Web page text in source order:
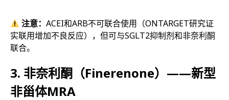
注意：ACEI和ARB不可联合使用（ONTARGET研究证
实联用增加不良反应），但可与SGLT2抑制剂和非奈利酮
联合。
3. 非奈利酮（Finerenone）——新型
非甾体MRA